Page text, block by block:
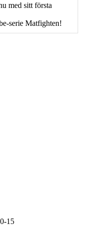
med sitt första
serie Matfighten!
15